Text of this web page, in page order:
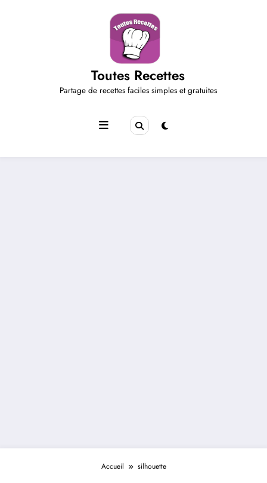
Toutes Recettes
Partage de recettes faciles simples et gratuites
Accueil silhouette